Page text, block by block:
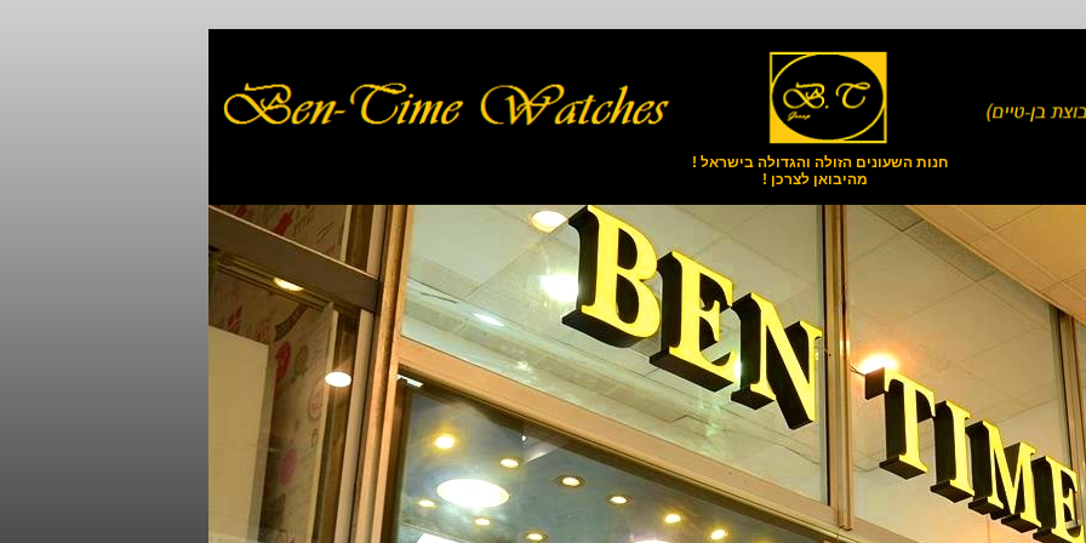
חנות השעונים הזולה והגדולה בישראל !
מהיבואן לצרכן !